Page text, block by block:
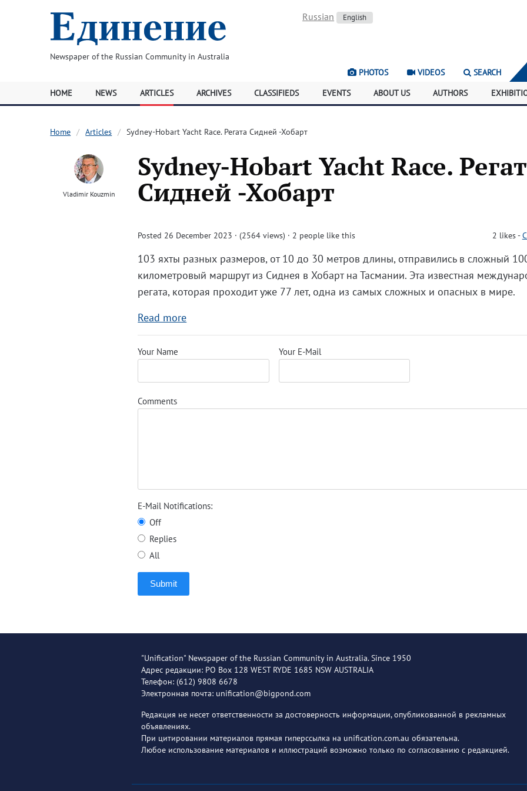
Newspaper of the Russian Community in Australia
Russian English
PHOTOS VIDEOS SEARCH
HOME NEWS ARTICLES ARCHIVES CLASSIFIEDS EVENTS ABOUT US AUTHORS
Home Articles Sydney-Hobart Yacht Race. Регата Сидней -Хобарт
Vladimir Kouzmin
Sydney-Hobart Yacht Race.
Сидней -Хобарт
Posted 26 December 2023 · (2564 views) · 2 people like this 2 likes-
103 яхты разных размеров, от 10 до 30 метров длины, отправились в сложный
километровый маршрут из Сиднея в Хобарт на Тасмании. Эта известная
регата, которая проходит уже 77 лет, одна из самых сложных и опасных в мире.
Read more
Your Name Your E-Mail
Comments
E-Mail Notifications:
Off
Replies
All
Submit
"Unification" Newspaper of the Russian Community in Australia. Since 1950
Адрес редакции: PO Box 128 WEST RYDE 1685 NSW AUSTRALIA
Телефон: (612) 9808 6678
Электронная почта: unification@bigpond.com
Редакция не несет ответственности за достоверность информации, опубликованной в рекламных
объявлениях.
При цитировании материалов прямая гиперссылка на unification.com.au обязательна.
Любое использование материалов и иллюстраций возможно только по согласованию с редакцией.